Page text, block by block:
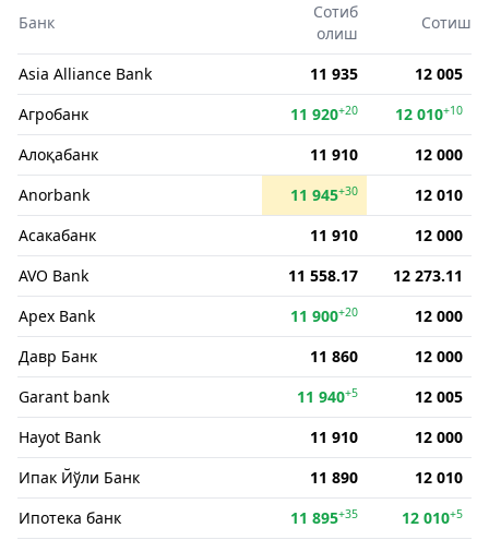
Банк
Сотиб
олиш
Сотиш
Asia Alliance Bank 11 935
12 005
Агробанк
11 920+20 12 010+10
Алоқабанк 11 910
12 000
Anorbank
11 945+30
12 010
Асакабанк
11 910
12 000
AVO Bank
11 558.17
12 273.11
Apex Bank
11 900+20
12 000
Давр Банк
11 860
12 000
Garant bank
11 940+5
12 005
Hayot Bank
11 910
12 000
Ипак Йўли Банк
11 890
12 010
Ипотека банк
11 895+35 12 010+5